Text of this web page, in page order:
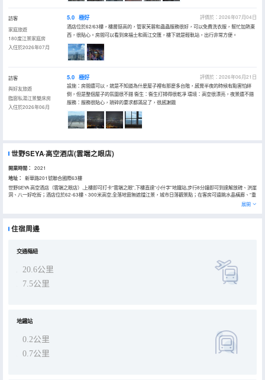
訪客
家庭旅遊
180度江景家庭房
入住於2026年07月
5.0 極好
評價於：2026年07月04日
酒店位於62/63樓，樓層挺高的，管家芙蓉和蟲蟲服務很好，可以免費洗衣服，幫忙加熱東
西，很貼心。房間可以看到來福士和兩江交匯，樓下就是輕軌站，出行非常方便。
訪客
與好友旅遊
臨窗私湯江景雙床房
入住於2026年06月
5.0 極好
評價於：2026年06月21日
設施：房間還可以，就是不知道為什麼屋子裡有那麼多台階，感覺半夜的時候有點害怕絆
倒，但是整個屋子的氛圍很不錯 衞生：衞生打掃得很乾凈 環境：高空很漂亮，夜景還不錯
服務：服務很貼心，瑣碎的要求都滿足了，很感謝餓
世野SEYA·高空酒店(雲端之眼店)
開業時間： 2021
地址：
新華路201號聯合國際63樓
世野SEYA·高空酒店（雲端之眼店）,上樓即可打卡“雲端之眼”,下樓直達“小什字”地鐵站,步行8分鐘即可到達解放碑、洪崖
洞、八一好吃街；酒店位於62-63樓、300米高空,全落地窗無遮擋江景，城市日落觀景點；在客房可遠眺水晶橫廊、“重
慶你好”、俯瞰兩江交匯。酒店提供24小時代取外賣、免費洗衣烘乾、花灑+頂噴雙淋浴模式、浴缸每日消毒、早餐供應
至中午12點等服務。作為邁點研究院評選的“中國中高端酒店百強品牌”,世野酒店集團嚴苛的衞生和安保措施保障客人的
展開
住宿周邊
交通樞紐
20.6公里
7.5公里
地鐵站
0.2公里
0.7公里